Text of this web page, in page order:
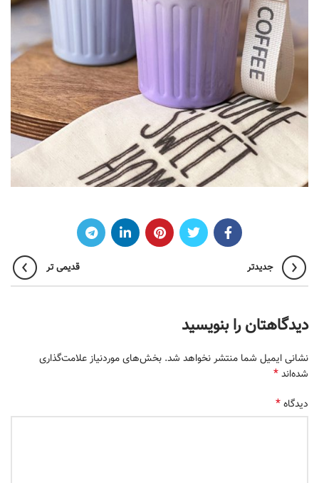
جدیدتر قدیمی تر
دیدگاهتان را بنویسید
نشانی ایمیل شما منتشر نخواهد شد. بخش‌های موردنیاز علامت‌گذاری
شده‌اند*
دیدگاه*